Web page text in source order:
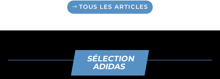
TOUS LES ARTICLES
SÉLECTION
ADIDAS